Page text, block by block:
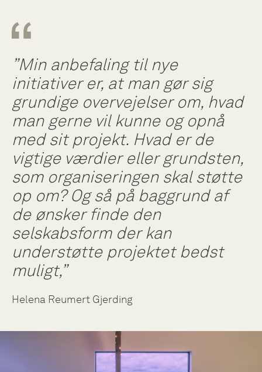
”Min anbefaling til nye
initiativer er, at man gør sig
grundige overvejelser om, hvad
man gerne vil kunne og opnå
med sit projekt. Hvad er de
vigtige værdier eller grundsten,
som organiseringen skal støtte
op om? Og så på baggrund af
de ønsker finde den
selskabsform der kan
understøtte projektet bedst
muligt,”
Helena Reumert Gjerding